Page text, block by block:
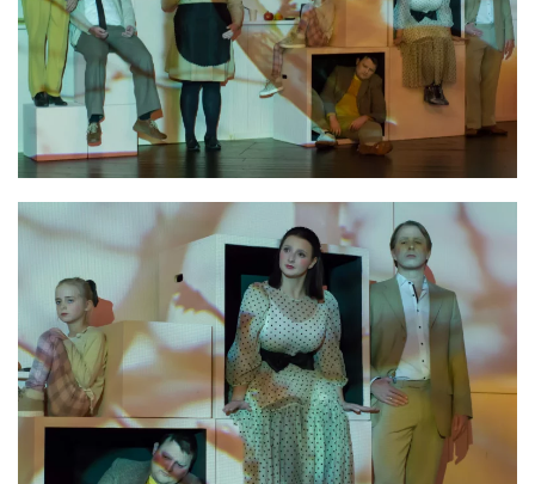
VERGRÖSSERN
VERGRÖSSERN